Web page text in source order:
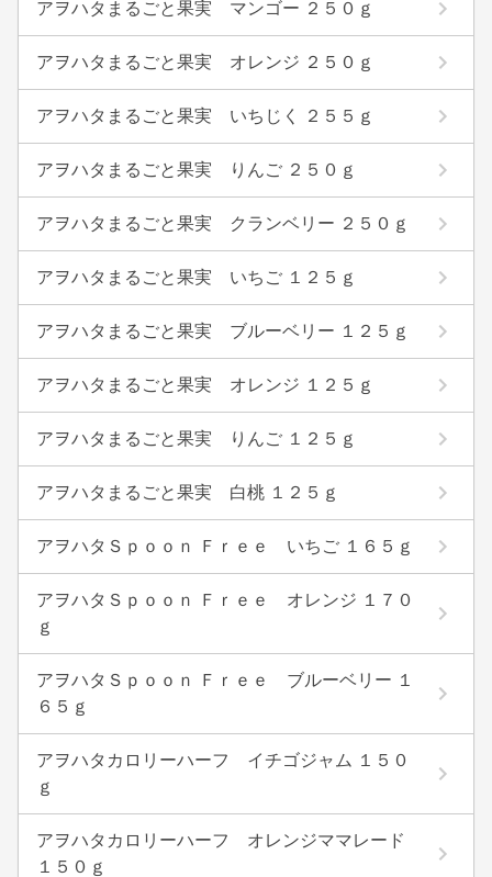
アヲハタまるごと果実 マンゴー ２５０ｇ
アヲハタまるごと果実 オレンジ ２５０ｇ
アヲハタまるごと果実 いちじく ２５５ｇ
アヲハタまるごと果実 りんご ２５０ｇ
アヲハタまるごと果実 クランベリー ２５０ｇ
アヲハタまるごと果実 いちご １２５ｇ
アヲハタまるごと果実 ブルーベリー １２５ｇ
アヲハタまるごと果実 オレンジ １２５ｇ
アヲハタまるごと果実 りんご １２５ｇ
アヲハタまるごと果実 白桃 １２５ｇ
アヲハタＳｐｏｏｎ Ｆｒｅｅ いちご １６５ｇ
アヲハタＳｐｏｏｎ Ｆｒｅｅ オレンジ １７０
ｇ
アヲハタＳｐｏｏｎ Ｆｒｅｅ ブルーベリー １
６５ｇ
アヲハタカロリーハーフ イチゴジャム １５０
ｇ
アヲハタカロリーハーフ オレンジママレード
１５０ｇ